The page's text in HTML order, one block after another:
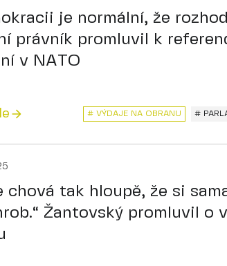
je normální, že
právník promluvil k
v NATO
#
# VÝDAJE NA OBRANU
chová tak hloupě, že si
Žantovský promluvil o